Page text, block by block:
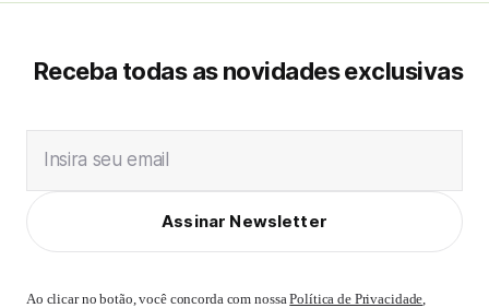
Receba todas as novidades exclusivas
Insira seu email
Assinar Newsletter
Ao clicar no botão, você concorda com nossaPolítica de Privacidade,